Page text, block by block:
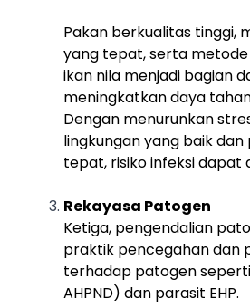
Pakan berkualitas tinggi,
yang tepat, serta
ikan nila menjadi bagian
meningkatkan daya
Dengan menurunkan
lingkungan yang baik
tepat, risiko infeksi dapat
Rekayasa Patogen
Ketiga, pengendalian
praktik pencegahan dan
terhadap patogen
AHPND) dan parasit EHP.